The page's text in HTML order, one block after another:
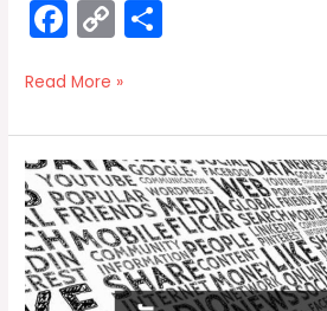
F
a
c
e
b
o
o
k
C
o
p
y
Li
n
k
e
Read More »
สังคม
สารสนเทศ